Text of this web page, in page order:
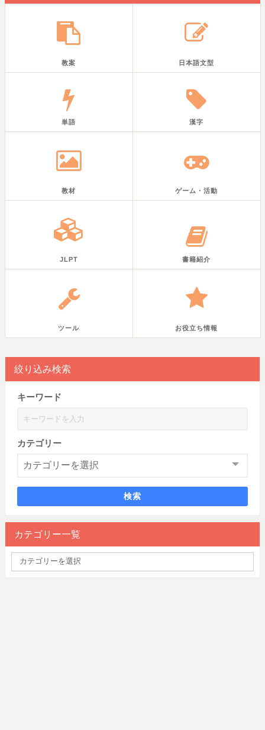
教案 日本語文型
単語 漢字
教材 ゲーム・活動
JLPT 書籍紹介
ツール お役立ち情報
絞り込み検索
キーワード
カテゴリー
検索
カテゴリー一覧